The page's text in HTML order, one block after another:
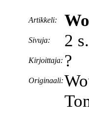
Artikkeli:
Sivuja: 2 s.
Kirjoittaja: ?
Originaali: